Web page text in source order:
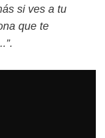
si ves a tu
que te